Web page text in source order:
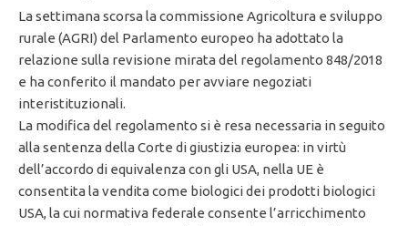
La settimana scorsa la commissione Agricoltura e sviluppo
rurale (AGRI) del Parlamento europeo ha adottato la
relazione sulla revisione mirata del regolamento 848/2018
e ha conferito il mandato per avviare negoziati
interistituzionali.
La modifica del regolamento si è resa necessaria in seguito
alla sentenza della Corte di giustizia europea: in virtù
dell’accordo di equivalenza con gli USA, nella UE è
consentita la vendita come biologici dei prodotti biologici
USA, la cui normativa federale consente l’arricchimento